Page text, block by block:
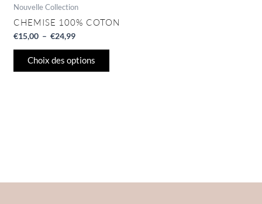
Nouvelle Collection
CHEMISE 100% COTON
€15,00 – €24,99
Choix des options
du